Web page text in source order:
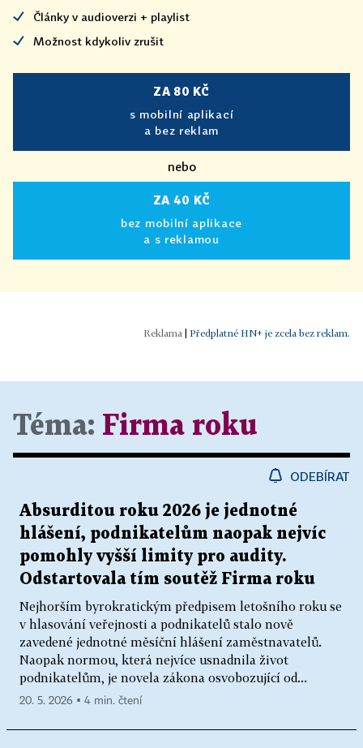
Články v audioverzi + playlist
Možnost kdykoliv zrušit
ZA 80 KČ
s mobilní aplikací
a bez reklam
nebo
ZA 40 KČ
bez mobilní aplikace
a s reklamou
Předplatné HN+ je zcela bez reklam.
Téma: Firma roku
ODEBÍRAT
Absurditou roku 2026 je jednotné
hlášení, podnikatelům naopak nejvíc
pomohly vyšší limity pro audity.
Odstartovala tím soutěž Firma roku
Nejhorším byrokratickým předpisem letošního roku se
v hlasování veřejnosti a podnikatelů stalo nově
zavedené jednotné měsíční hlášení zaměstnavatelů.
Naopak normou, která nejvíce usnadnila život
podnikatelům, je novela zákona osvobozující od...
20. 5. 2026 ▪ 4 min. čtení